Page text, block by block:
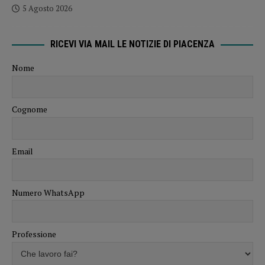
5 Agosto 2026
RICEVI VIA MAIL LE NOTIZIE DI PIACENZA
Nome
Cognome
Email
Numero WhatsApp
Professione